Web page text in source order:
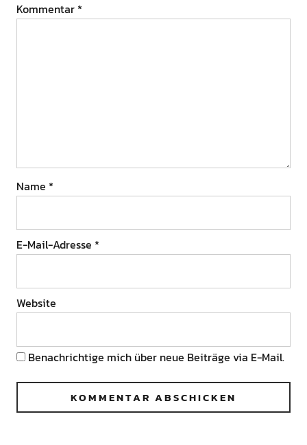
Kommentar *
Name *
E-Mail-Adresse *
Website
Benachrichtige mich über neue Beiträge via E-Mail.